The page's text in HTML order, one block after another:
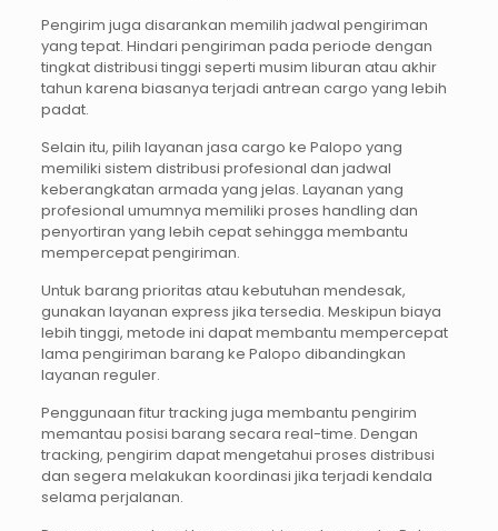
Pengirim juga disarankan memilih jadwal pengiriman
yang tepat. Hindari pengiriman pada periode dengan
tingkat distribusi tinggi seperti musim liburan atau akhir
tahun karena biasanya terjadi antrean cargo yang lebih
padat.
Selain itu, pilih layanan jasa cargo ke Palopo yang
memiliki sistem distribusi profesional dan jadwal
keberangkatan armada yang jelas. Layanan yang
profesional umumnya memiliki proses handling dan
penyortiran yang lebih cepat sehingga membantu
mempercepat pengiriman.
Untuk barang prioritas atau kebutuhan mendesak,
gunakan layanan express jika tersedia. Meskipun biaya
lebih tinggi, metode ini dapat membantu mempercepat
lama pengiriman barang ke Palopo dibandingkan
layanan reguler.
Penggunaan fitur tracking juga membantu pengirim
memantau posisi barang secara real-time. Dengan
tracking, pengirim dapat mengetahui proses distribusi
dan segera melakukan koordinasi jika terjadi kendala
selama perjalanan.